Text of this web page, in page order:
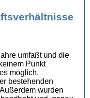
umfaßt und die
Punkt
möglich,
bestehenden
wurden